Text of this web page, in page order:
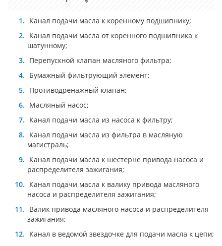
Канал подачи масла к коренному подшипнику;
Канал подачи масла от коренного подшипника к
шатунному;
Перепускной клапан масляного фильтра;
Бумажный фильтрующий элемент;
Противодренажный клапан;
Масляный насос;
Канал подачи масла из насоса к фильтру;
Канал подачи масла из фильтра в масляную
магистраль;
Канал подачи масла к шестерне привода насоса и
распределителя зажигания;
Канал подачи масла к валику привода масляного
насоса и распределителя зажигания;
Валик привода масляного насоса и распределителя
зажигания;
Канал в ведомой звездочке для подачи масла к цепи;